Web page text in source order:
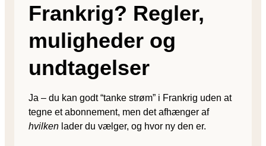
Frankrig? Regler,
muligheder og
undtagelser
Ja – du kan godt “tanke strøm” i Frankrig uden at
tegne et abonnement, men det afhænger af
hvilken lader du vælger, og hvor ny den er.